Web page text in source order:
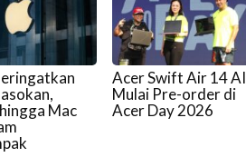
Mac
Acer Swift Air 14 AI
Mulai Pre-order di
Acer Day 2026